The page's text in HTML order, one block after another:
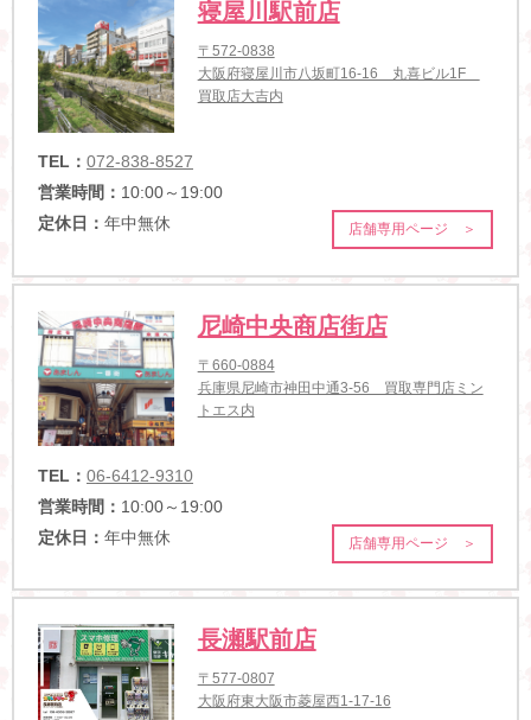
寝屋川駅前店
〒572-0838
大阪府寝屋川市八坂町16-16 丸喜ビル1F
買取店大吉内
TEL： 072-838-8527
営業時間： 10:00～19:00
定休日： 年中無休 店舗専用ページ ＞
尼崎中央商店街店
〒660-0884
兵庫県尼崎市神田中通3-56 買取専門店ミン
トエス内
TEL： 06-6412-9310
営業時間： 10:00～19:00
定休日： 年中無休 店舗専用ページ ＞
長瀬駅前店
〒577-0807
大阪府東大阪市菱屋西1-17-16